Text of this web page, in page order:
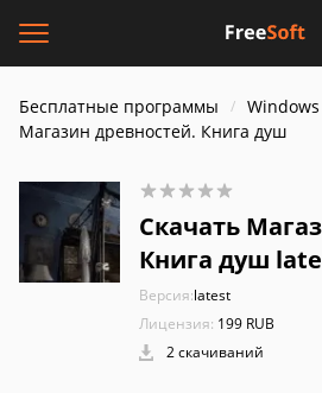
Бесплатные программы Windows
Магазин древностей. Книга душ
Скачать
Книга душ
Версия:latest
Лицензия: 199 RUB
2 скачиваний